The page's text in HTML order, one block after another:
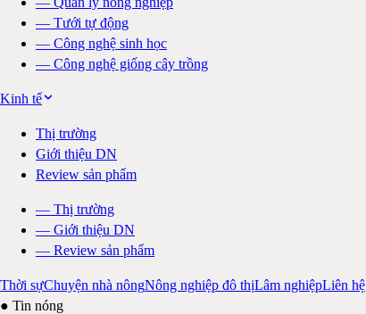
— Tưới tự động
— Công nghệ sinh học
— Công nghệ giống cây trồng
Kinh tế
Thị trường
Giới thiệu DN
Review sản phẩm
— Thị trường
— Giới thiệu DN
— Review sản phẩm
Thời sựChuyện nhà nôngNông nghiệp đô thịLâm nghiệpLiên hệ
● Tin nóng